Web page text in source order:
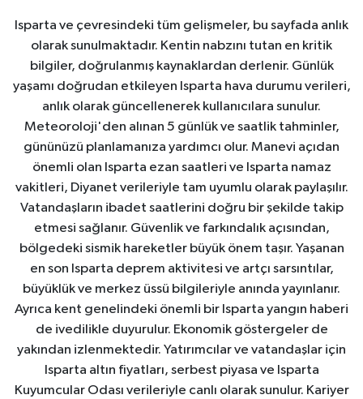
Isparta ve çevresindeki tüm gelişmeler, bu sayfada anlık
olarak sunulmaktadır. Kentin nabzını tutan en kritik
bilgiler, doğrulanmış kaynaklardan derlenir. Günlük
yaşamı doğrudan etkileyen Isparta hava durumu verileri,
anlık olarak güncellenerek kullanıcılara sunulur.
Meteoroloji'den alınan 5 günlük ve saatlik tahminler,
gününüzü planlamanıza yardımcı olur. Manevi açıdan
önemli olan Isparta ezan saatleri ve Isparta namaz
vakitleri, Diyanet verileriyle tam uyumlu olarak paylaşılır.
Vatandaşların ibadet saatlerini doğru bir şekilde takip
etmesi sağlanır. Güvenlik ve farkındalık açısından,
bölgedeki sismik hareketler büyük önem taşır. Yaşanan
en son Isparta deprem aktivitesi ve artçı sarsıntılar,
büyüklük ve merkez üssü bilgileriyle anında yayınlanır.
Ayrıca kent genelindeki önemli bir Isparta yangın haberi
de ivedilikle duyurulur. Ekonomik göstergeler de
yakından izlenmektedir. Yatırımcılar ve vatandaşlar için
Isparta altın fiyatları, serbest piyasa ve Isparta
Kuyumcular Odası verileriyle canlı olarak sunulur. Kariyer